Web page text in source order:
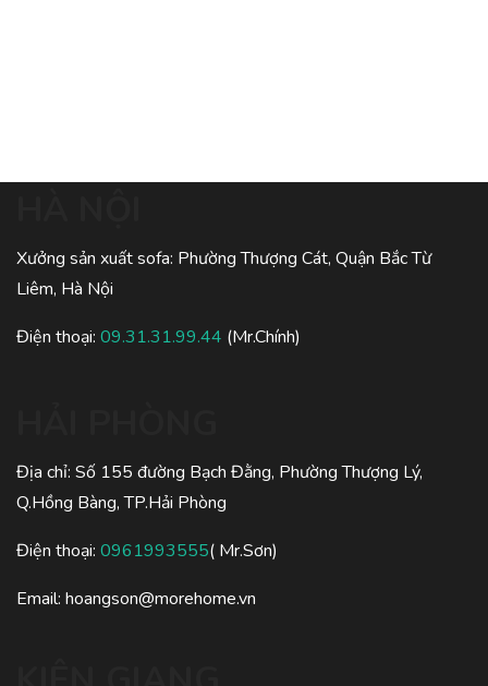
Xưởng sản xuất sofa: Phường Thượng Cát, Quận Bắc Từ
Liêm, Hà Nội
Điện thoại: 09.31.31.99.44 (Mr.Chính)
Địa chỉ: Số 155 đường Bạch Đằng, Phường Thượng Lý,
Q.Hồng Bàng, TP.Hải Phòng
Điện thoại: 0961993555( Mr.Sơn)
Email: hoangson@morehome.vn